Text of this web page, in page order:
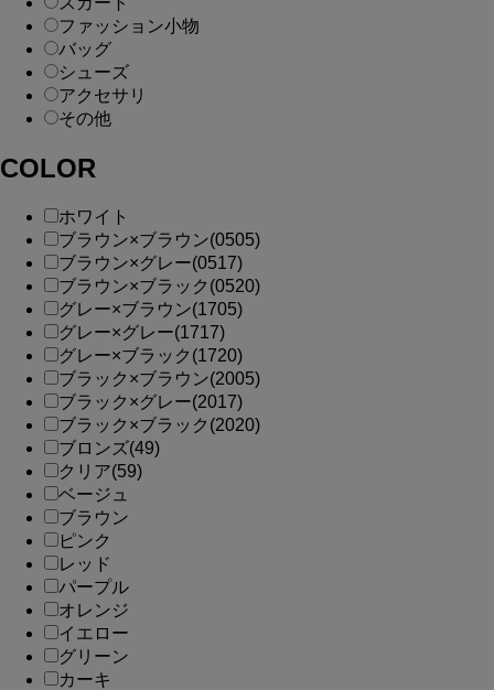
ファッション小物
バッグ
シューズ
アクセサリ
その他
COLOR
ホワイト
ブラウン×ブラウン(0505)
ブラウン×グレー(0517)
ブラウン×ブラック(0520)
グレー×ブラウン(1705)
グレー×グレー(1717)
グレー×ブラック(1720)
ブラック×ブラウン(2005)
ブラック×グレー(2017)
ブラック×ブラック(2020)
ブロンズ(49)
クリア(59)
ベージュ
ブラウン
ピンク
レッド
パープル
オレンジ
イエロー
グリーン
カーキ